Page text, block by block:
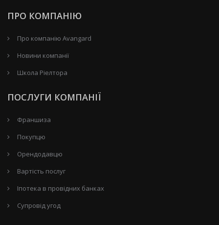
ПРО КОМПАНІЮ
Про компанію Avangard
Новини компанії
Школа Ріелтора
ПОСЛУГИ КОМПАНІЇ
Франшиза
Покупцю
Орендодавцю
Вартість послуг
Іпотека в провідних банках
Супровід угод